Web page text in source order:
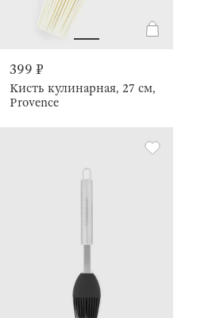
399 ₽
Кисть кулинарная, 27 см,
Provence